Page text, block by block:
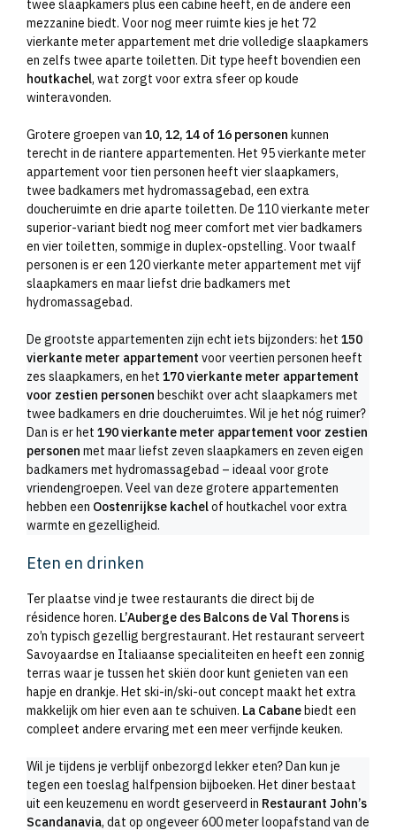
twee slaapkamers plus een cabine heeft, en de andere een
mezzanine biedt. Voor nog meer ruimte kies je het 72
vierkante meter appartement met drie volledige slaapkamers
en zelfs twee aparte toiletten. Dit type heeft bovendien een
houtkachel, wat zorgt voor extra sfeer op koude
winteravonden.
Grotere groepen van 10, 12, 14 of 16 personen kunnen
terecht in de riantere appartementen. Het 95 vierkante meter
appartement voor tien personen heeft vier slaapkamers,
twee badkamers met hydromassagebad, een extra
doucheruimte en drie aparte toiletten. De 110 vierkante meter
superior-variant biedt nog meer comfort met vier badkamers
en vier toiletten, sommige in duplex-opstelling. Voor twaalf
personen is er een 120 vierkante meter appartement met vijf
slaapkamers en maar liefst drie badkamers met
hydromassagebad.
De grootste appartementen zijn echt iets bijzonders: het 150
vierkante meter appartement voor veertien personen heeft
zes slaapkamers, en het 170 vierkante meter appartement
voor zestien personen beschikt over acht slaapkamers met
twee badkamers en drie doucheruimtes. Wil je het nóg ruimer?
Dan is er het 190 vierkante meter appartement voor zestien
personen met maar liefst zeven slaapkamers en zeven eigen
badkamers met hydromassagebad – ideaal voor grote
vriendengroepen. Veel van deze grotere appartementen
hebben een Oostenrijkse kachelof houtkachel voor extra
warmte en gezelligheid.
Eten en drinken
Ter plaatse vind je twee restaurants die direct bij de
résidence horen. L’Auberge des Balcons de Val Thorensis
zo’n typisch gezellig bergrestaurant. Het restaurant serveert
Savoyaardse en Italiaanse specialiteiten en heeft een zonnig
terras waar je tussen het skiën door kunt genieten van een
hapje en drankje. Het ski-in/ski-out concept maakt het extra
makkelijk om hier even aan te schuiven. La Cabane biedt een
compleet andere ervaring met een meer verfijnde keuken.
Wil je tijdens je verblijf onbezorgd lekker eten? Dan kun je
tegen een toeslag halfpension bijboeken. Het diner bestaat
uit een keuzemenu en wordt geserveerd in Restaurant John’s
Scandanavia, dat op ongeveer 600 meter loopafstand van de